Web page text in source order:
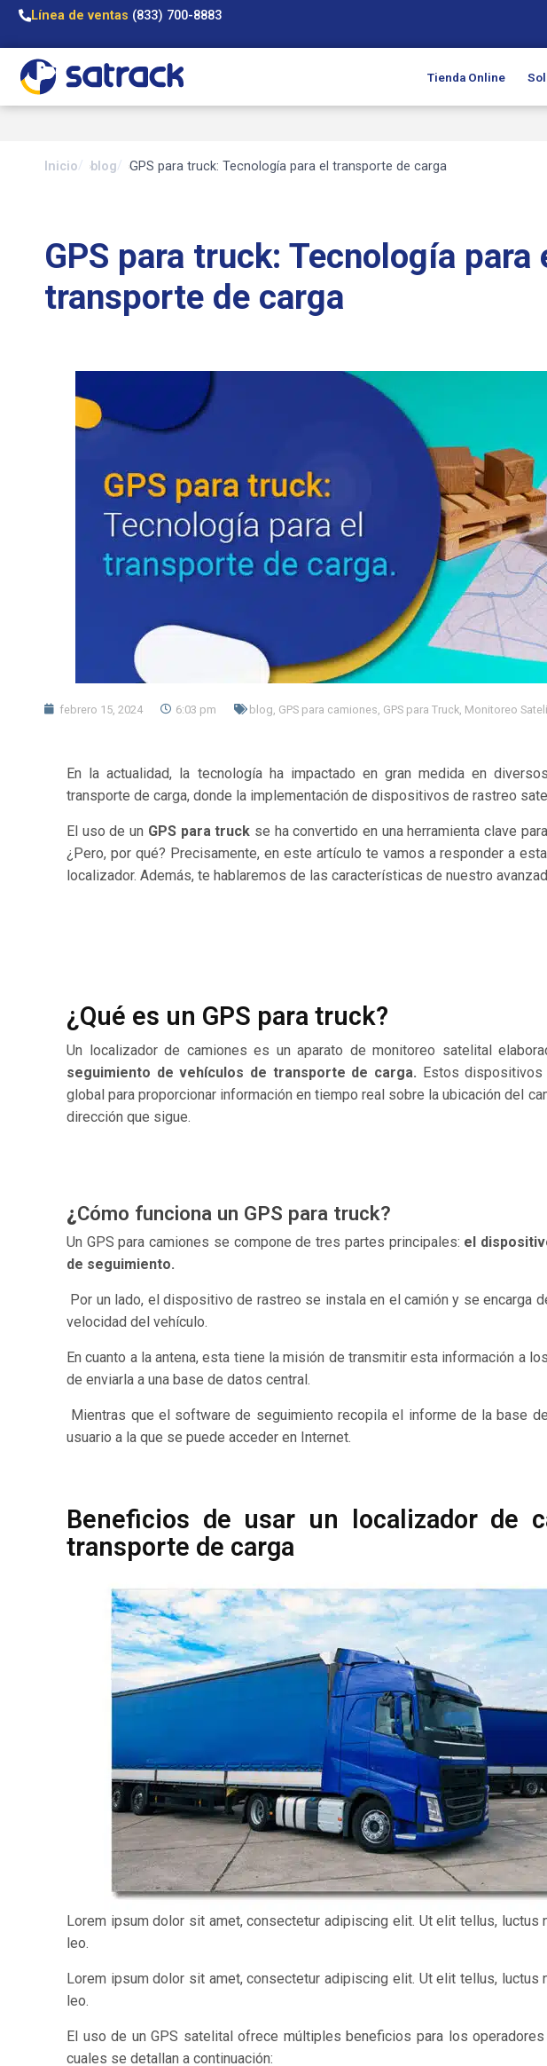
Línea de ventas (833) 700-8883
Tienda Online
Inicio blog GPS para truck: Tecnología para el transporte de carga
GPS para truck: Tecnología para
transporte de carga
febrero 15, 2024 6:03 pm blog GPS para camiones GPS para Truck Monitoreo
En la actualidad, la tecnología ha impactado en gran medida en
transporte de carga, donde la implementación de dispositivos de rastreo
El uso de un GPS para truck se ha convertido en una herramienta clave
¿Pero, por qué? Precisamente, en este artículo te vamos a responder a
localizador. Además, te hablaremos de las características de nuestro
¿Qué es un GPS para truck?
Un localizador de camiones es un aparato de monitoreo satelital
seguimiento de vehículos de transporte de carga. Estos dispositivos
global para proporcionar información en tiempo real sobre la ubicación del
dirección que sigue.
¿Cómo funciona un GPS para truck?
Un GPS para camiones se compone de tres partes principales: el
de seguimiento.
Por un lado, el dispositivo de rastreo se instala en el camión y se encarga
velocidad del vehículo.
En cuanto a la antena, esta tiene la misión de transmitir esta información a
de enviarla a una base de datos central.
Mientras que el software de seguimiento recopila el informe de la base
usuario a la que se puede acceder en Internet.
Beneficios de usar un localizador de
transporte de carga
Lorem ipsum dolor sit amet, consectetur adipiscing elit. Ut elit tellus, luctus
leo.
Lorem ipsum dolor sit amet, consectetur adipiscing elit. Ut elit tellus, luctus
leo.
El uso de unGPS satelitalofrece múltiples beneficios para los
cuales se detallan a continuación: